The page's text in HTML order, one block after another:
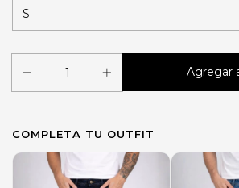
COMPLETA TU OUTFIT